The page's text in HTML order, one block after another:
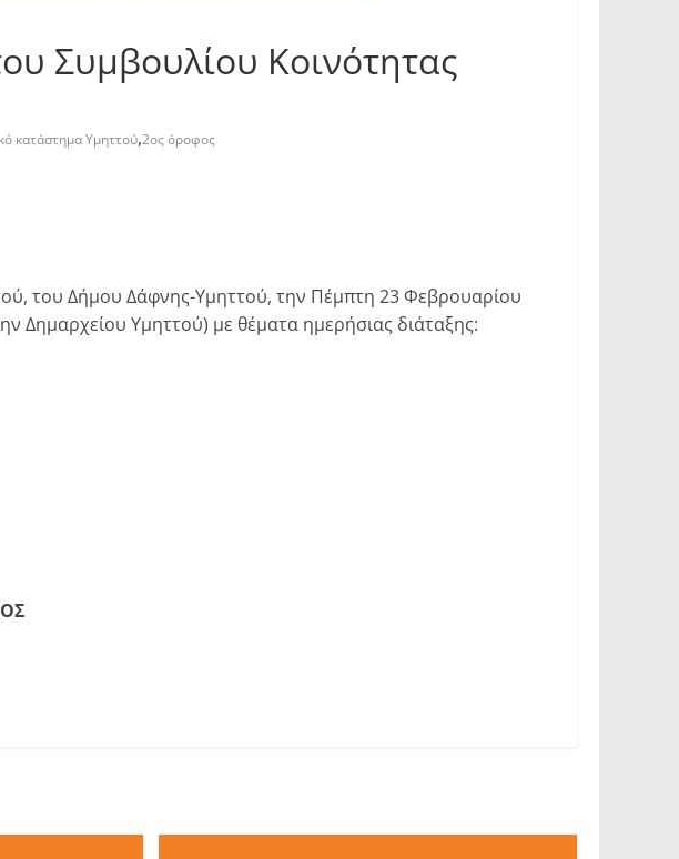
Συμβουλίου Κοινότητας
κατάστημα Υμηττού,2ος όροφος
του Δήμου Δάφνης-Υμηττού, την Πέμπτη 23 Φεβρουαρίου
Δημαρχείου Υμηττού) με θέματα ημερήσιας διάταξης: